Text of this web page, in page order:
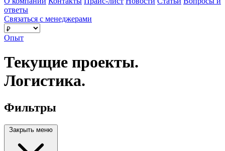
ответы
Связаться с менеджерами
Опыт
Текущие проекты.
Логистика.
Фильтры
Закрыть меню